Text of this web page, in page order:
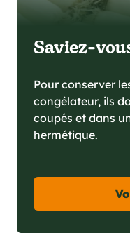
Saviez-
Pour conserver
congélateur, ils
coupés et dans
hermétique.